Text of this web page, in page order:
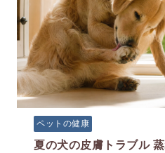
ペットの健康
夏の犬の皮膚トラブル